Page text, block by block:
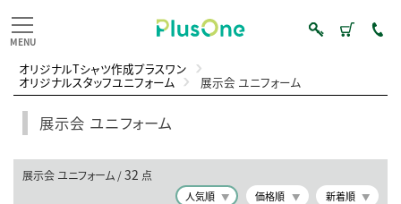
オリジナルTシャツ作成プラスワン
オリジナルスタッフユニフォーム 展示会 ユニフォーム
展示会 ユニフォーム
展示会 ユニフォーム /32 点
人気順 価格順 新着順